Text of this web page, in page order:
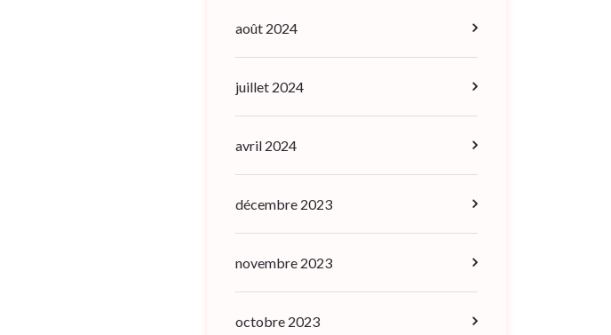
août 2024
juillet 2024
avril 2024
décembre 2023
novembre 2023
octobre 2023